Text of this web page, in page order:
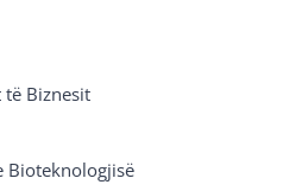
Biznesit
Bioteknologjisë